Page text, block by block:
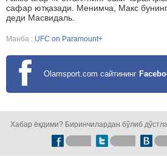
сафар ютқазади. Менимча, Макс
деди Масвидаль.
Манба : UFC on Paramount+
Olamsport.com сайтининг
Хабар ёқдими? Биринчилардан бўлиб